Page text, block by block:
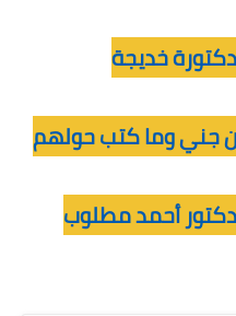
خديجة
جني وما كتب حولهم
أحمد مطلوب